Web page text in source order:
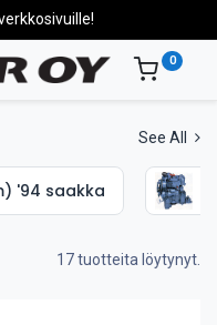
0
See All
'94 saakka
17 tuotteita löytynyt.